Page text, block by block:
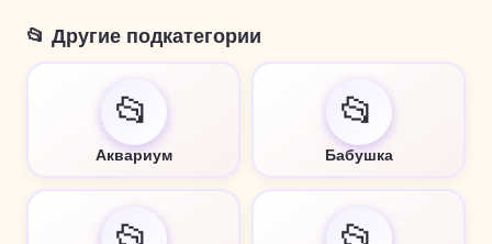
📂 Другие подкатегории
📂
Аквариум
📂
Бабушка